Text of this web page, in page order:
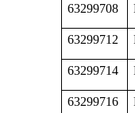
63299708
63299712
63299714
63299716